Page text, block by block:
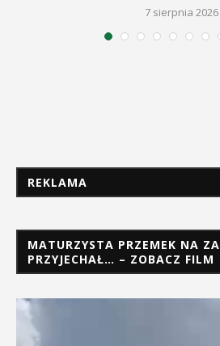
7 sierpnia 2026
REKLAMA
MATURZYSTA PRZEMEK NA
PRZYJECHAŁ… – ZOBACZ FILM
Odtwarzacz